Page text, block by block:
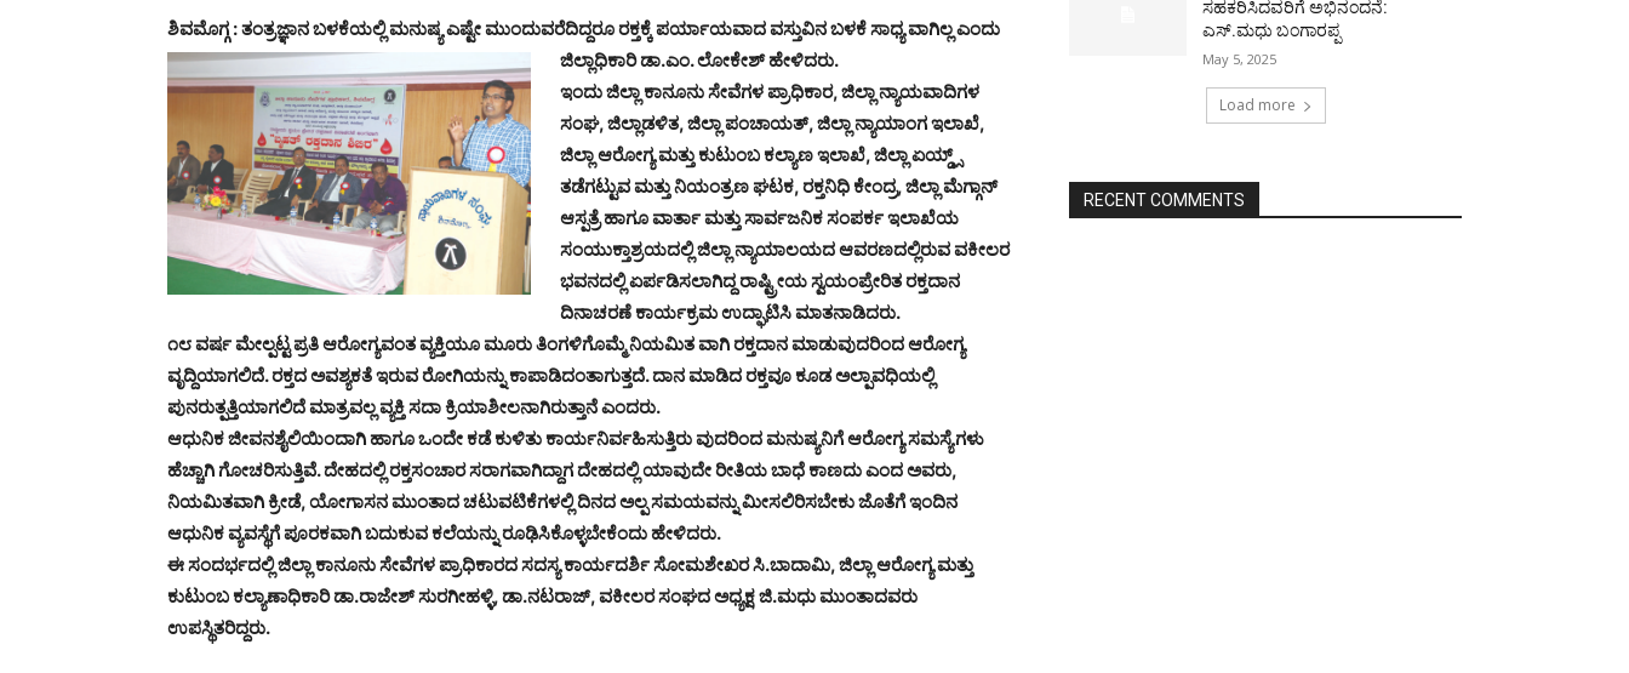
ಶಿವಮೊಗ್ಗ : ತಂತ್ರಜ್ಞಾನ ಬಳಕೆಯಲ್ಲಿ ಮನುಷ್ಯ ಎಷ್ಟೇ ಮುಂದುವರೆದಿದ್ದರೂ ರಕ್ತಕ್ಕೆ ಪರ್ಯಾಯವಾದ ವಸ್ತುವಿನ ಬಳಕೆ ಸಾಧ್ಯವಾಗಿಲ್ಲ ಎಂದು
ಜಿಲ್ಲಾಧಿಕಾರಿ ಡಾ.ಎಂ. ಲೋಕೇಶ್ ಹೇಳಿದರು.
ಇಂದು ಜಿಲ್ಲಾ ಕಾನೂನು ಸೇವೆಗಳ ಪ್ರಾಧಿಕಾರ, ಜಿಲ್ಲಾ ನ್ಯಾಯವಾದಿಗಳ
ಸಂಘ, ಜಿಲ್ಲಾಡಳಿತ, ಜಿಲ್ಲಾ ಪಂಚಾಯತ್, ಜಿಲ್ಲಾ ನ್ಯಾಯಾಂಗ ಇಲಾಖೆ,
ಜಿಲ್ಲಾ ಆರೋಗ್ಯ ಮತ್ತು ಕುಟುಂಬ ಕಲ್ಯಾಣ ಇಲಾಖೆ, ಜಿಲ್ಲಾ ಏಯ್ಡ್ಸ್
ತಡೆಗಟ್ಟುವ ಮತ್ತು ನಿಯಂತ್ರಣ ಘಟಕ, ರಕ್ತನಿಧಿ ಕೇಂದ್ರ, ಜಿಲ್ಲಾ ಮೆಗ್ಗಾನ್
ಆಸ್ಪತ್ರೆ ಹಾಗೂ ವಾರ್ತಾ ಮತ್ತು ಸಾರ್ವಜನಿಕ ಸಂಪರ್ಕ ಇಲಾಖೆಯ
ಸಂಯುಕ್ತಾಶ್ರಯದಲ್ಲಿ ಜಿಲ್ಲಾ ನ್ಯಾಯಾಲಯದ ಆವರಣದಲ್ಲಿರುವ ವಕೀಲರ
ಭವನದಲ್ಲಿ ಏರ್ಪಡಿಸಲಾಗಿದ್ದ ರಾಷ್ಟ್ರೀಯ ಸ್ವಯಂಪ್ರೇರಿತ ರಕ್ತದಾನ
ದಿನಾಚರಣೆ ಕಾರ್ಯಕ್ರಮ ಉದ್ಘಾಟಿಸಿ ಮಾತನಾಡಿದರು.
೧೮ ವರ್ಷ ಮೇಲ್ಪಟ್ಟ ಪ್ರತಿ ಆರೋಗ್ಯವಂತ ವ್ಯಕ್ತಿಯೂ ಮೂರು ತಿಂಗಳಿಗೊಮ್ಮೆ ನಿಯಮಿತ ವಾಗಿ ರಕ್ತದಾನ ಮಾಡುವುದರಿಂದ ಆರೋಗ್ಯ
ವೃದ್ದಿಯಾಗಲಿದೆ. ರಕ್ತದ ಅವಶ್ಯಕತೆ ಇರುವ ರೋಗಿಯನ್ನು ಕಾಪಾಡಿದಂತಾಗುತ್ತದೆ. ದಾನ ಮಾಡಿದ ರಕ್ತವೂ ಕೂಡ ಅಲ್ಪಾವಧಿಯಲ್ಲಿ
ಪುನರುತ್ಪತ್ತಿಯಾಗಲಿದೆ ಮಾತ್ರವಲ್ಲ ವ್ಯಕ್ತಿ ಸದಾ ಕ್ರಿಯಾಶೀಲನಾಗಿರುತ್ತಾನೆ ಎಂದರು.
ಆಧುನಿಕ ಜೀವನಶೈಲಿಯಿಂದಾಗಿ ಹಾಗೂ ಒಂದೇ ಕಡೆ ಕುಳಿತು ಕಾರ್ಯನಿರ್ವಹಿಸುತ್ತಿರು ವುದರಿಂದ ಮನುಷ್ಯನಿಗೆ ಆರೋಗ್ಯ ಸಮಸ್ಯೆಗಳು
ಹೆಚ್ಚಾಗಿ ಗೋಚರಿಸುತ್ತಿವೆ. ದೇಹದಲ್ಲಿ ರಕ್ತಸಂಚಾರ ಸರಾಗವಾಗಿದ್ದಾಗ ದೇಹದಲ್ಲಿ ಯಾವುದೇ ರೀತಿಯ ಬಾಧೆ ಕಾಣದು ಎಂದ ಅವರು,
ನಿಯಮಿತವಾಗಿ ಕ್ರೀಡೆ, ಯೋಗಾಸನ ಮುಂತಾದ ಚಟುವಟಿಕೆಗಳಲ್ಲಿ ದಿನದ ಅಲ್ಪ ಸಮಯವನ್ನು ಮೀಸಲಿರಿಸಬೇಕು ಜೊತೆಗೆ ಇಂದಿನ
ಆಧುನಿಕ ವ್ಯವಸ್ಥೆಗೆ ಪೂರಕವಾಗಿ ಬದುಕುವ ಕಲೆಯನ್ನು ರೂಢಿಸಿಕೊಳ್ಳಬೇಕೆಂದು ಹೇಳಿದರು.
ಈ ಸಂದರ್ಭದಲ್ಲಿ ಜಿಲ್ಲಾ ಕಾನೂನು ಸೇವೆಗಳ ಪ್ರಾಧಿಕಾರದ ಸದಸ್ಯ ಕಾರ್ಯದರ್ಶಿ ಸೋಮಶೇಖರ ಸಿ.ಬಾದಾಮಿ, ಜಿಲ್ಲಾ ಆರೋಗ್ಯ ಮತ್ತು
ಕುಟುಂಬ ಕಲ್ಯಾಣಾಧಿಕಾರಿ ಡಾ.ರಾಜೇಶ್ ಸುರಗೀಹಳ್ಳಿ, ಡಾ.ನಟರಾಜ್, ವಕೀಲರ ಸಂಘದ ಅಧ್ಯಕ್ಷ ಜಿ.ಮಧು ಮುಂತಾದವರು
ಉಪಸ್ಥಿತರಿದ್ದರು.
ಸಹಕರಿಸಿದವರಿಗೆ ಅಭಿನಂದನೆ:
ಎಸ್.ಮಧು ಬಂಗಾರಪ್ಪ
May 5, 2025
Load more
RECENT COMMENTS